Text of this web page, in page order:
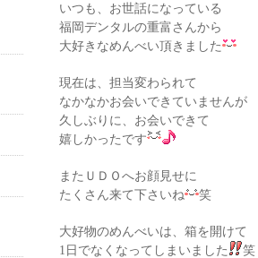
いつも、お世話になっている
福岡デンタルの重富さんから
大好きなめんべい頂きました
現在は、担当変わられて
なかなかお会いできていませんが
久しぶりに、お会いできて
嬉しかったです
またＵＤＯへお顔見せに
たくさん来て下さいね
笑
大好物のめんべいは、箱を開けて
1日でなくなってしまいました
笑